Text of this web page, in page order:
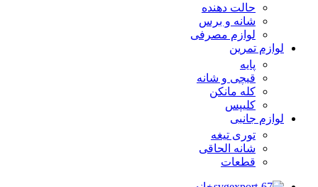
حالت دهنده
شانه و برس
لوازم مصرفی
لوازم تمرین
پایه
قیچی و شانه
کله مانکن
کلیپس
لوازم جانبی
توری تیغه
شانه الحاقی
قطعات